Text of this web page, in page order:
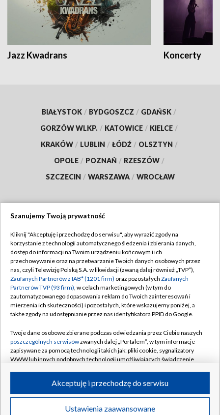
Jazz Kwadrans Koncerty
BIAŁYSTOK / BYDGOSZCZ / GDAŃSK /
GORZÓW WLKP. / KATOWICE / KIELCE /
KRAKÓW / LUBLIN / ŁÓDŹ / OLSZTYN /
OPOLE / POZNAŃ / RZESZÓW /
SZCZECIN / WARSZAWA / WROCŁAW
TVP
Abonament TVP
Emisja w TVP
Centrum informacji TVP
Naziemna Telewizja Cyfrowa
Rada Programowa
System NOS
Informacje o nadawcy
Program dla prasy
Regulamin TVP
Polityka prywatności
Moje zgody
Pomoc
Kontakt
Kanały
©2026 Telewizja Polska S.A. w likwidacji
Szanujemy Twoją prywatność
Kliknij "Akceptuję i przechodzę do serwisu", aby wyrazić zgody na
korzystanie z technologii automatycznego śledzenia i zbierania danych,
dostęp do informacji na Twoim urządzeniu końcowym i ich
przechowywanie oraz na przetwarzanie Twoich danych osobowych przez
nas, czyli Telewizję Polską S.A. w likwidacji (zwaną dalej również „TVP”),
Zaufanych Partnerów z IAB* (1201 firm) oraz pozostałych Zaufanych
Partnerów TVP (93 firm), w celach marketingowych (w tym do
zautomatyzowanego dopasowania reklam do Twoich zainteresowań i
mierzenia ich skuteczności) i pozostałych, które wskazujemy poniżej, a
także zgody na udostępnianie przez nas identyfikatora PPID do Google.
Twoje dane osobowe zbierane podczas odwiedzania przez Ciebie naszych
poszczególnych serwisówzwanych dalej „Portalem”, w tym informacje
zapisywane za pomocą technologii takich jak: pliki cookie, sygnalizatory
WWW lub innych podobnych technologii umożliwiających świadczenie
ruchu w Internecie.
Twoje dane osobowe zbierane podczas odwiedzania przez Ciebie
poszczególnych serwisówna Portalu, takie jak adresy IP, identyfikatory
Ustawienia zaawansowane
Akceptuję i przechodzę do serwisu